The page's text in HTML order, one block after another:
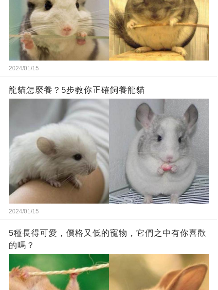
2024/01/15
龍貓怎麼養？5步教你正確飼養龍貓
2024/01/15
5種長得可愛，價格又低的寵物，它們之中有你喜歡
的嗎？